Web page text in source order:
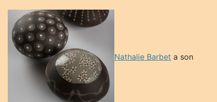
Nathalie Barbet a son